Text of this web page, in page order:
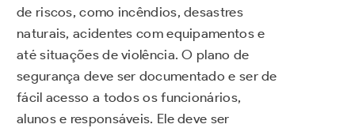
de riscos, como incêndios, desastres
naturais, acidentes com equipamentos e
até situações de violência. O plano de
segurança deve ser documentado e ser de
fácil acesso a todos os funcionários,
alunos e responsáveis. Ele deve ser